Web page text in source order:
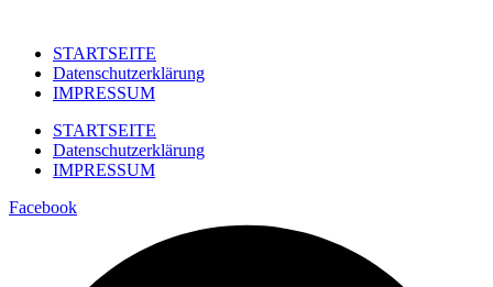
STARTSEITE
Datenschutzerklärung
IMPRESSUM
STARTSEITE
Datenschutzerklärung
IMPRESSUM
Facebook